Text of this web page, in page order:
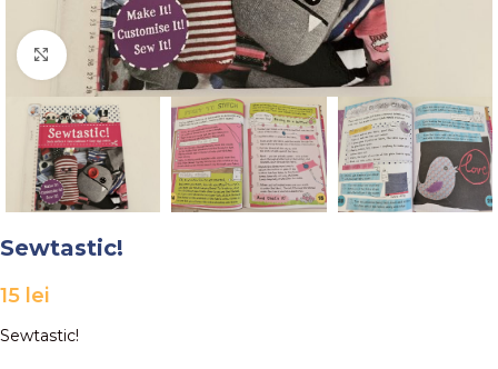
Faceți click pentru a mări
Sewtastic!
15 lei
Sewtastic!